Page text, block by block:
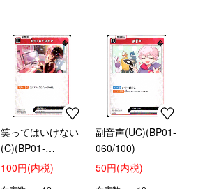
笑ってはいけない
(C)(BP01-
059/100)
100円(内税)
副音声(UC)(BP01-
060/100)
50円(内税)